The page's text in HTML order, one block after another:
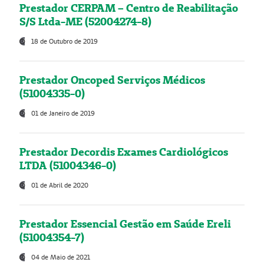
Prestador CERPAM – Centro de Reabilitação
S/S Ltda-ME (52004274-8)
18 de Outubro de 2019
Prestador Oncoped Serviços Médicos
(51004335-0)
01 de Janeiro de 2019
Prestador Decordis Exames Cardiológicos
LTDA (51004346-0)
01 de Abril de 2020
Prestador Essencial Gestão em Saúde Ereli
(51004354-7)
04 de Maio de 2021